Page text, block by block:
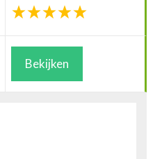
Bekijken